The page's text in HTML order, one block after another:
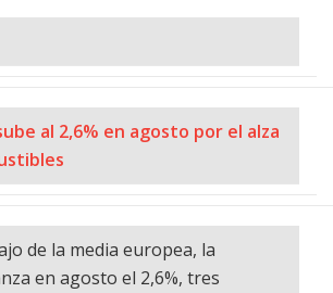
al 2,6% en agosto por el alza
de la media europea, la
en agosto el 2,6%, tres